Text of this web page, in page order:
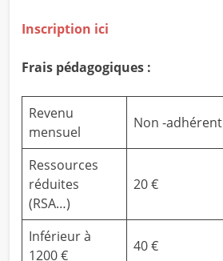
Inscription ici
Frais pédagogiques :
Revenu
mensuel
Non -adhérent
Ressources
réduites
(RSA…)
20 €
Inférieur à
1200 €
40 €